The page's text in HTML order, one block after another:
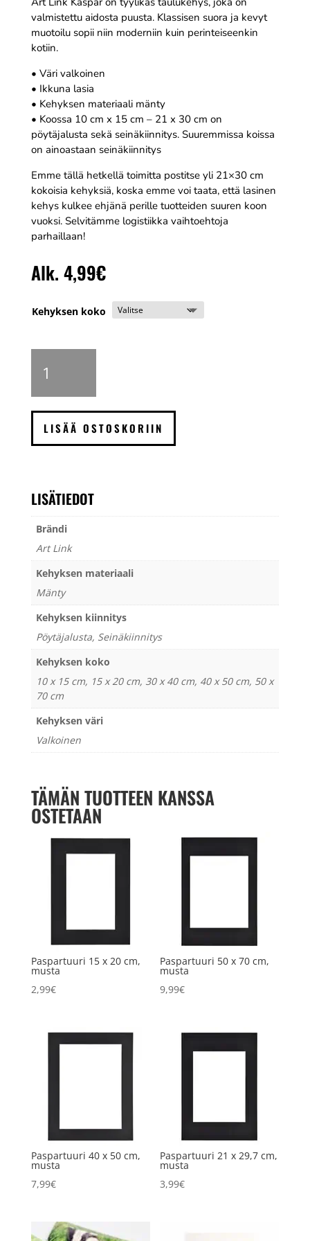
valmistettu aidosta puusta. Klassisen suora ja kevyt
muotoilu sopii niin moderniin kuin perinteiseenkin
kotiin.
• Väri valkoinen
• Ikkuna lasia
• Kehyksen materiaali mänty
• Koossa 10 cm x 15 cm – 21 x 30 cm on
pöytäjalusta sekä seinäkiinnitys. Suuremmissa koissa
on ainoastaan seinäkiinnitys
Emme tällä hetkellä toimitta postitse yli 21×30 cm
kokoisia kehyksiä, koska emme voi taata, että lasinen
kehys kulkee ehjänä perille tuotteiden suuren koon
vuoksi. Selvitämme logistiikka vaihtoehtoja
parhaillaan!
Alk. 4,99€
Kehyksen koko
Link
valkoinen
määrä
LISÄÄ OSTOSKORIIN
LISÄTIEDOT
Brändi
Art Link
Kehyksen materiaali
Mänty
Kehyksen kiinnitys
Pöytäjalusta, Seinäkiinnitys
Kehyksen koko
10 x 15 cm, 15 x 20 cm, 30 x 40 cm, 40 x 50 cm, 50 x
70 cm
Kehyksen väri
Valkoinen
TÄMÄN TUOTTEEN KANSSA
OSTETAAN
Paspartuuri 15 x 20 cm,
musta
2,99€
Paspartuuri 50 x 70 cm,
musta
9,99€
Paspartuuri 40 x 50 cm,
musta
7,99€
Paspartuuri 21 x 29,7 cm,
musta
3,99€